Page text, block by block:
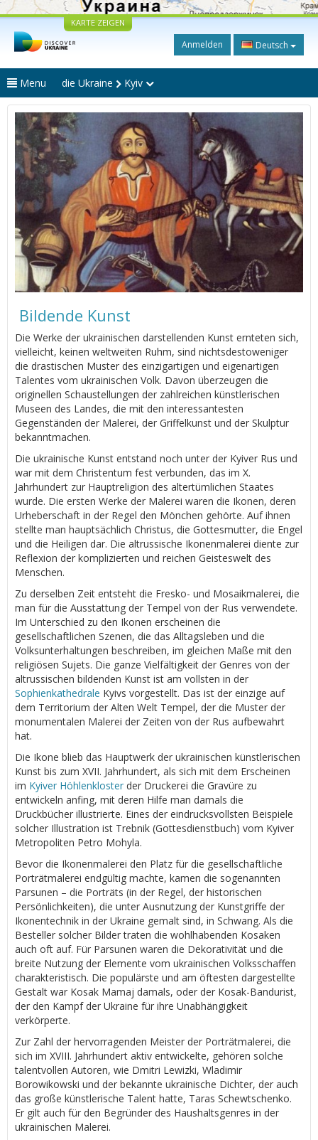
KARTE ZEIGEN
Anmelden Deutsch
Menu die Ukraine Kyiv
Bildende Kunst
Die Werke der ukrainischen darstellenden Kunst ernteten sich,
vielleicht, keinen weltweiten Ruhm, sind nichtsdestoweniger
die drastischen Muster des einzigartigen und eigenartigen
Talentes vom ukrainischen Volk. Davon überzeugen die
originellen Schaustellungen der zahlreichen künstlerischen
Museen des Landes, die mit den interessantesten
Gegenständen der Malerei, der Griffelkunst und der Skulptur
bekanntmachen.
Die ukrainische Kunst entstand noch unter der Kyiver Rus und
war mit dem Christentum fest verbunden, das im Х.
Jahrhundert zur Hauptreligion des altertümlichen Staates
wurde. Die ersten Werke der Malerei waren die Ikonen, deren
Urheberschaft in der Regel den Mönchen gehörte. Auf ihnen
stellte man hauptsächlich Christus, die Gottesmutter, die Engel
und die Heiligen dar. Die altrussische Ikonenmalerei diente zur
Reflexion der komplizierten und reichen Geisteswelt des
Menschen.
Zu derselben Zeit entsteht die Fresko- und Mosaikmalerei, die
man für die Ausstattung der Tempel von der Rus verwendete.
Im Unterschied zu den Ikonen erscheinen die
gesellschaftlichen Szenen, die das Alltagsleben und die
Volksunterhaltungen beschreiben, im gleichen Maße mit den
religiösen Sujets. Die ganze Vielfältigkeit der Genres von der
altrussischen bildenden Kunst ist am vollsten in der
Sophienkathedrale Kyivs vorgestellt. Das ist der einzige auf
dem Territorium der Alten Welt Tempel, der die Muster der
monumentalen Malerei der Zeiten von der Rus aufbewahrt
hat.
Die Ikone blieb das Hauptwerk der ukrainischen künstlerischen
Kunst bis zum XVII. Jahrhundert, als sich mit dem Erscheinen
im Kyiver Höhlenkloster der Druckerei die Gravüre zu
entwickeln anfing, mit deren Hilfe man damals die
Druckbücher illustrierte. Eines der eindrucksvollsten Beispiele
solcher Illustration ist Trebnik (Gottesdienstbuch) vom Kyiver
Metropoliten Petro Mohyla.
Bevor die Ikonenmalerei den Platz für die gesellschaftliche
Porträtmalerei endgültig machte, kamen die sogenannten
Parsunen – die Porträts (in der Regel, der historischen
Persönlichkeiten), die unter Ausnutzung der Kunstgriffe der
Ikonentechnik in der Ukraine gemalt sind, in Schwang. Als die
Besteller solcher Bilder traten die wohlhabenden Kosaken
auch oft auf. Für Parsunen waren die Dekorativität und die
breite Nutzung der Elemente vom ukrainischen Volksschaffen
charakteristisch. Die populärste und am öftesten dargestellte
Gestalt war Kosak Mamaj damals, oder der Kosak-Bandurist,
der den Kampf der Ukraine für ihre Unabhängigkeit
verkörperte.
Zur Zahl der hervorragenden Meister der Porträtmalerei, die
sich im XVIII. Jahrhundert aktiv entwickelte, gehören solche
talentvollen Autoren, wie Dmitri Lewizki, Wladimir
Borowikowski und der bekannte ukrainische Dichter, der auch
das große künstlerische Talent hatte, Taras Schewtschenko.
Er gilt auch für den Begründer des Haushaltsgenres in der
ukrainischen Malerei.